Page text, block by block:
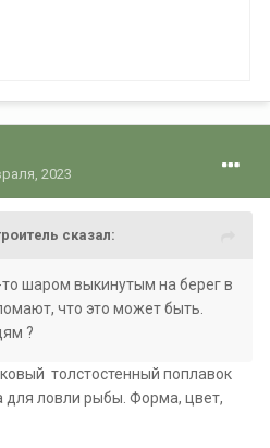
2023
сказал:
шаром выкинутым на берег в
что это может быть.
?
толстостенный поплавок
для ловли рыбы. Форма, цвет,